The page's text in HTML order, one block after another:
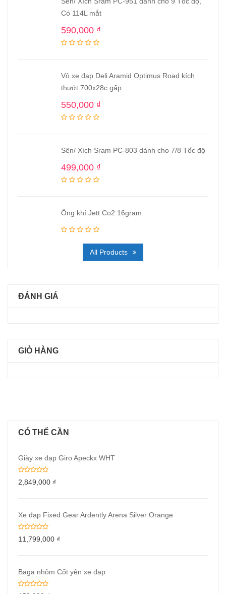
Có 114L mắt
590,000 ₫
Vỏ xe đạp Deli Aramid Optimus Road kích
thướt 700x28c gấp
550,000 ₫
Sên/ Xích Sram PC-803 dành cho 7/8 Tốc độ
499,000 ₫
Ống khí Jett Co2 16gram
All Products
ĐÁNH GIÁ
GIỎ HÀNG
CÓ THỂ CẦN
Giày xe đạp Giro Apeckx WHT
2,849,000 ₫
Xe đạp Fixed Gear Ardently Arena Silver Orange
11,799,000 ₫
Baga nhôm Cốt yên xe đạp